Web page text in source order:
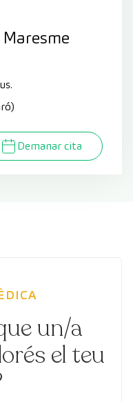
Demanar cita
un/a
el teu